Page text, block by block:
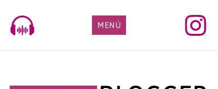
content
MENÜ